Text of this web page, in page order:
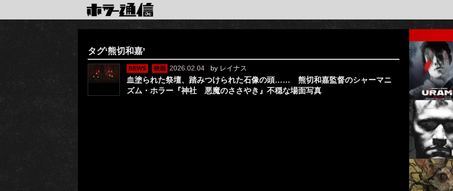
タグ‘熊切和嘉’
NEWS 映画 2026.02.04 by レイナス
血塗られた祭壇、踏みつけられた石像の頭…… 熊切和嘉監督のシャーマニ
ズム・ホラー『神社 悪魔のささやき』不穏な場面写真